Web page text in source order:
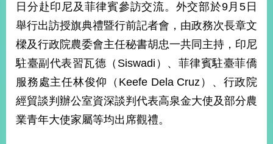
不
落
國
海
和
平
護
照
日分赴印尼及菲律賓參訪交流。外交部於9月5日
舉行出訪授旗典禮暨行前記者會，由政務次長章文
樑及行政院農委會主任秘書胡忠一共同主持，印尼
駐臺副代表習瓦德（Siswadi）、菲律賓駐臺菲僑
服務處主任林俊仰（Keefe Dela Cruz）、行政院
經貿談判辦公室資深談判代表高泉金大使及部分農
業青年大使家屬等均出席觀禮。